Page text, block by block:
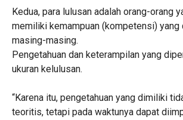
Kedua, para lulusan adalah orang-orang
memiliki kemampuan (kompetensi) yang
masing-masing.
Pengetahuan dan keterampilan yang
ukuran kelulusan.
“Karena itu, pengetahuan yang dimiliki
teoritis, tetapi pada waktunya dapat